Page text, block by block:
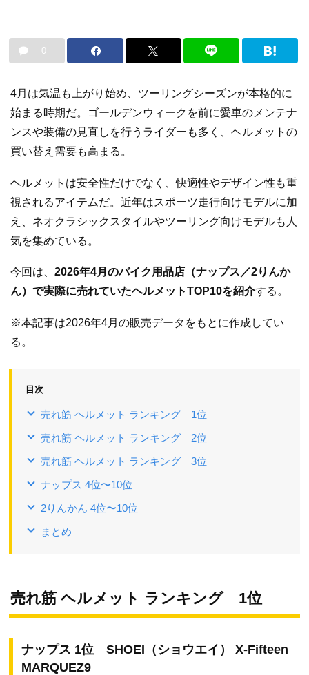
0
4月は気温も上がり始め、ツーリングシーズンが本格的に
始まる時期だ。ゴールデンウィークを前に愛車のメンテナ
ンスや装備の見直しを行うライダーも多く、ヘルメットの
買い替え需要も高まる。
ヘルメットは安全性だけでなく、快適性やデザイン性も重
視されるアイテムだ。近年はスポーツ走行向けモデルに加
え、ネオクラシックスタイルやツーリング向けモデルも人
気を集めている。
今回は、 2026年4月のバイク用品店（ナップス／2りんか
ん）で実際に売れていたヘルメットTOP10を紹介する。
※本記事は2026年4月の販売データをもとに作成してい
る。
目次
売れ筋 ヘルメット ランキング 1位
売れ筋 ヘルメット ランキング 2位
売れ筋 ヘルメット ランキング 3位
ナップス 4位〜10位
2りんかん 4位〜10位
まとめ
売れ筋 ヘルメット ランキング 1位
ナップス 1位 SHOEI（ショウエイ） X-Fifteen
MARQUEZ9